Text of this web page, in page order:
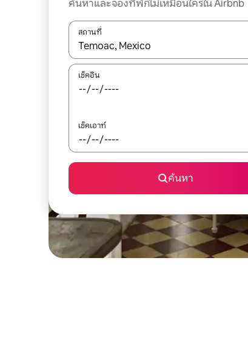
ค้นหาและจองที่พักไม่เหมือนใครใน Airbnb
สถานที่
ใช้ลูกศรขึ้นลง หรือใช้การสัมผัสหรือปัด เพื่อสำ
เช็คอิน
เช็คเอาท์
ค้นหา